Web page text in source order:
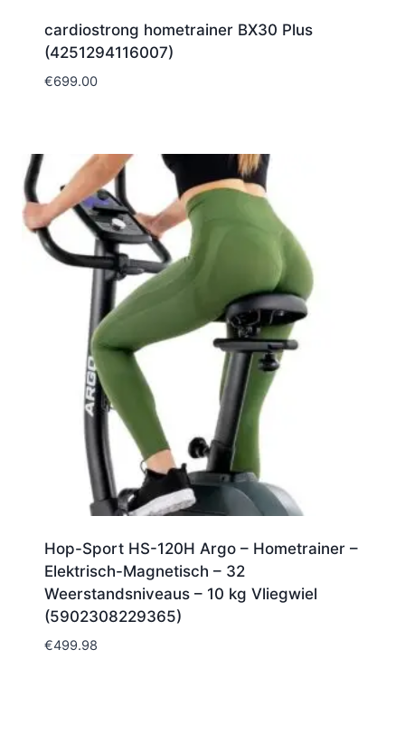
cardiostrong hometrainer BX30 Plus
(4251294116007)
€699.00
Hop-Sport HS-120H Argo – Hometrainer –
Elektrisch-Magnetisch – 32
Weerstandsniveaus – 10 kg Vliegwiel
(5902308229365)
€499.98